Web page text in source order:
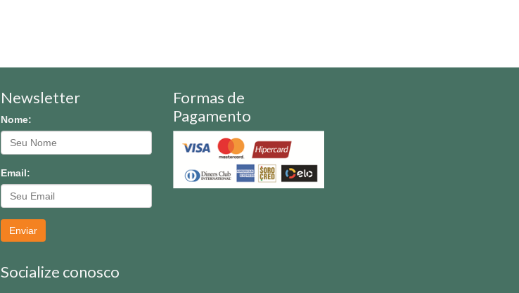
Newsletter
Nome:
Email:
Enviar
Socialize conosco
Formas de
Pagamento